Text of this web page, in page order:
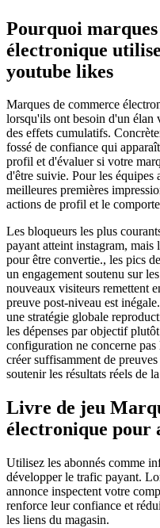
Pourquoi
électronique
youtube likes
Marques de commerce
lorsqu'ils ont besoin d'un élan
des effets cumulatifs.
fossé de confiance qui
profil et d'évaluer si votre
d'être suivie. Pour les équipes
meilleures premières
actions de profil et le
Les bloqueurs les plus
payant atteint instagram,
pour être convertie., les pics
un engagement soutenu sur
nouveaux visiteurs remettent
preuve post-niveau est
une stratégie globale
les dépenses par objectif
configuration ne concerne pas
créer suffisamment de
soutenir les résultats réels de
Livre de jeu
électronique pour
Utilisez les abonnés comme
développer le trafic payant.
annonce inspectent votre
renforce leur confiance et
les liens du magasin.